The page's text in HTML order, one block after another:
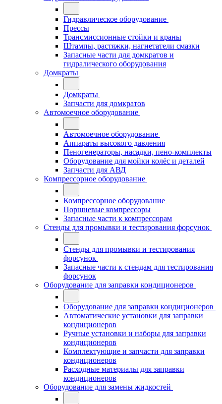
Гидравлическое оборудование
Прессы
Трансмиссионные стойки и краны
Штампы, растяжки, нагнетатели смазки
Запасные части для домкратов и
гидралического оборудования
Домкраты
Домкраты
Запчасти для домкратов
Автомоечное оборудование
Автомоечное оборудование
Аппараты высокого давления
Пеногенераторы, насадки, пено-комплекты
Оборудование для мойки колёс и деталей
Запчасти для АВД
Компрессорное оборудование
Компрессорное оборудование
Поршневые компрессоры
Запасные части к компрессорам
Стенды для промывки и тестирования форсунок
Стенды для промывки и тестирования
форсунок
Запасные части к стендам для тестирования
форсунок
Оборудование для заправки кондиционеров
Оборудование для заправки кондиционеров
Автоматические установки для заправки
кондиционеров
Ручные установки и наборы для заправки
кондиционеров
Комплектующие и запчасти для заправки
кондиционеров
Расходные материалы для заправки
кондиционеров
Оборудование для замены жидкостей